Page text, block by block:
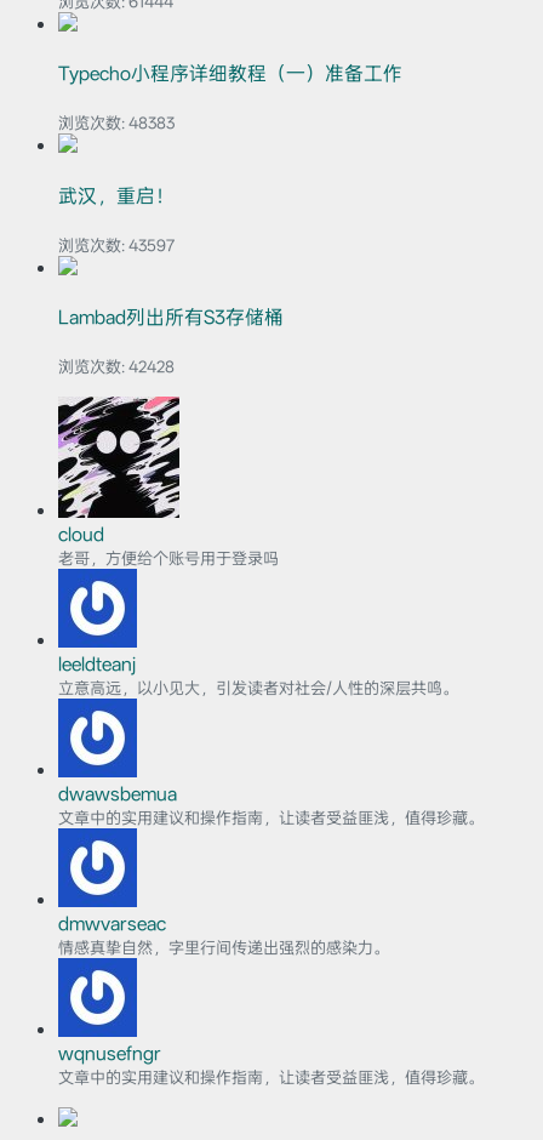
Typecho小程序详细教程（一）准备工作
浏览次数: 48383
武汉，重启！
浏览次数: 43597
Lambad列出所有S3存储桶
浏览次数: 42428
cloud
老哥，方便给个账号用于登录吗
leeldteanj
立意高远，以小见大，引发读者对社会/人性的深层共鸣。
dwawsbemua
文章中的实用建议和操作指南，让读者受益匪浅，值得珍藏。
dmwvarseac
情感真挚自然，字里行间传递出强烈的感染力。
wqnusefngr
文章中的实用建议和操作指南，让读者受益匪浅，值得珍藏。